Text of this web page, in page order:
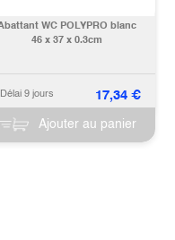
WC POLYPRO blanc
46 x 37 x 0.3cm
Délai 9 jours 17,34€
Ajouter au panier